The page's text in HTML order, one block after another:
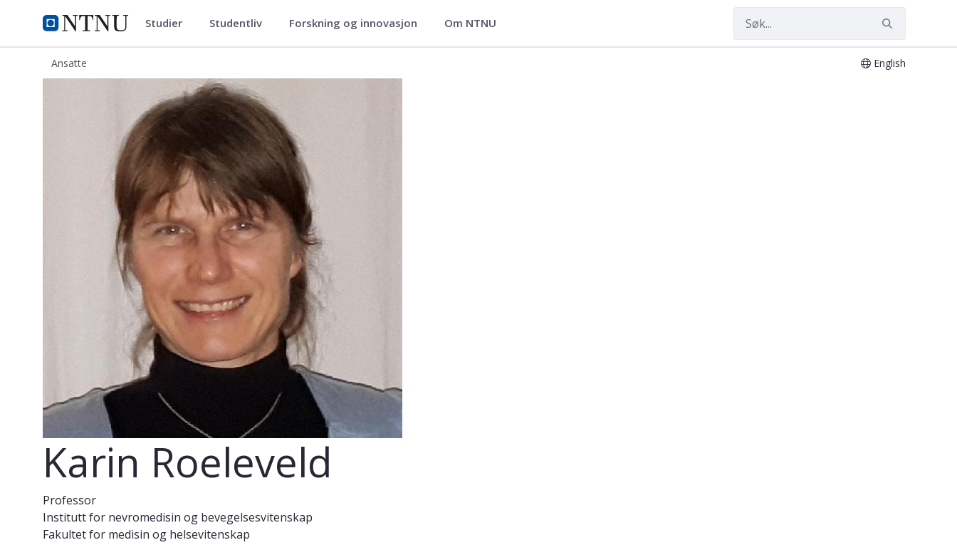
NTNU Hjemmeside
ntnu.no Studier Studentliv Forskning og innovasjon Om NTNU
Ansatte English
Karin Roeleveld
Professor
Institutt for nevromedisin og bevegelsesvitenskap
Fakultet for medisin og helsevitenskap